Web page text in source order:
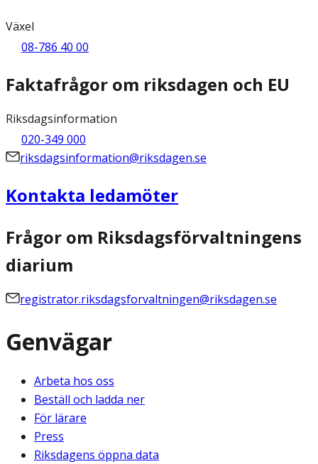
Växel
08-786 40 00
Faktafrågor om riksdagen och EU
Riksdagsinformation
020-349 000
riksdagsinformation@riksdagen.se
Kontakta ledamöter
Frågor om Riksdagsförvaltningens
diarium
registrator.riksdagsforvaltningen@riksdagen.se
Genvägar
Arbeta hos oss
Beställ och ladda ner
För lärare
Press
Riksdagens öppna data